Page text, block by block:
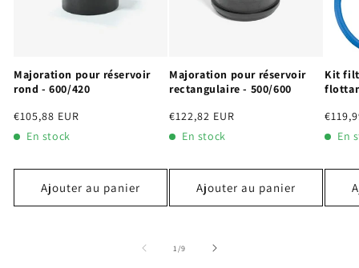
Majoration pour réservoir
rond - 600/420
Prix
habituel
€105,88 EUR
En stock
Ajouter au panier
Majoration pour réservoir
rectangulaire - 500/600
Prix
habituel
€122,82 EUR
En stock
Ajouter au panier
Kit
Prix
En
1/de
9